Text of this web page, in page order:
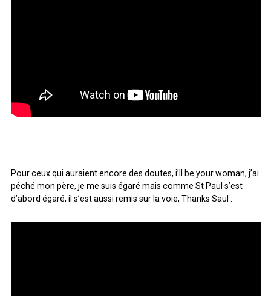
Pour ceux qui auraient encore des doutes, i’ll be your woman, j’ai
péché mon père, je me suis égaré mais comme St Paul s’est
d’abord égaré, il s’est aussi remis sur la voie, Thanks Saul :